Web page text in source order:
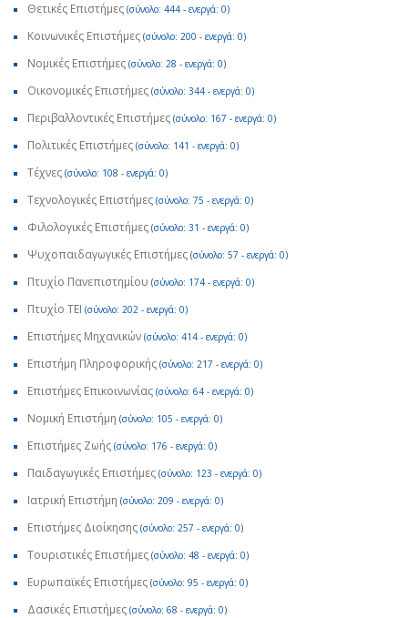
Θετικές Επιστήμες (σύνολο: 444 - ενεργά: 0)
Κοινωνικές Επιστήμες (σύνολο: 200 - ενεργά: 0)
Νομικές Επιστήμες (σύνολο: 28 - ενεργά: 0)
Οικονομικές Επιστήμες (σύνολο: 344 - ενεργά: 0)
Περιβαλλοντικές Επιστήμες (σύνολο: 167 - ενεργά: 0)
Πολιτικές Επιστήμες (σύνολο: 141 - ενεργά: 0)
Τέχνες (σύνολο: 108 - ενεργά: 0)
Τεχνολογικές Επιστήμες (σύνολο: 75 - ενεργά: 0)
Φιλολογικές Επιστήμες (σύνολο: 31 - ενεργά: 0)
Ψυχοπαιδαγωγικές Επιστήμες (σύνολο: 57 - ενεργά: 0)
Πτυχίο Πανεπιστημίου (σύνολο: 174 - ενεργά: 0)
Πτυχίο ΤΕΙ (σύνολο: 202 - ενεργά: 0)
Επιστήμες Μηχανικών (σύνολο: 414 - ενεργά: 0)
Επιστήμη Πληροφορικής (σύνολο: 217 - ενεργά: 0)
Επιστήμες Επικοινωνίας (σύνολο: 64 - ενεργά: 0)
Νομική Επιστήμη (σύνολο: 105 - ενεργά: 0)
Επιστήμες Ζωής (σύνολο: 176 - ενεργά: 0)
Παιδαγωγικές Επιστήμες (σύνολο: 123 - ενεργά: 0)
Ιατρική Επιστήμη (σύνολο: 209 - ενεργά: 0)
Επιστήμες Διοίκησης (σύνολο: 257 - ενεργά: 0)
Τουριστικές Επιστήμες (σύνολο: 48 - ενεργά: 0)
Ευρωπαϊκές Επιστήμες (σύνολο: 95 - ενεργά: 0)
Δασικές Επιστήμες (σύνολο: 68 - ενεργά: 0)